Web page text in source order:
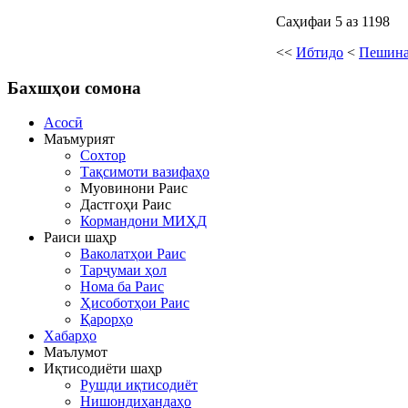
Саҳифаи 5 аз 1198
<< Ибтидо < Пешина
Бахшҳои сомона
Асосӣ
Маъмурият
Сохтор
Тақсимоти вазифаҳо
Муовинони Раис
Дастгоҳи Раис
Кормандони МИҲД
Раиси шаҳр
Ваколатҳои Раис
Тарҷумаи ҳол
Нома ба Раис
Ҳисоботҳои Раис
Қарорҳо
Хабарҳо
Маълумот
Иқтисодиёти шаҳр
Рушди иқтисодиёт
Нишондиҳандаҳо